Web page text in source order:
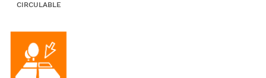
CIRCULABLE